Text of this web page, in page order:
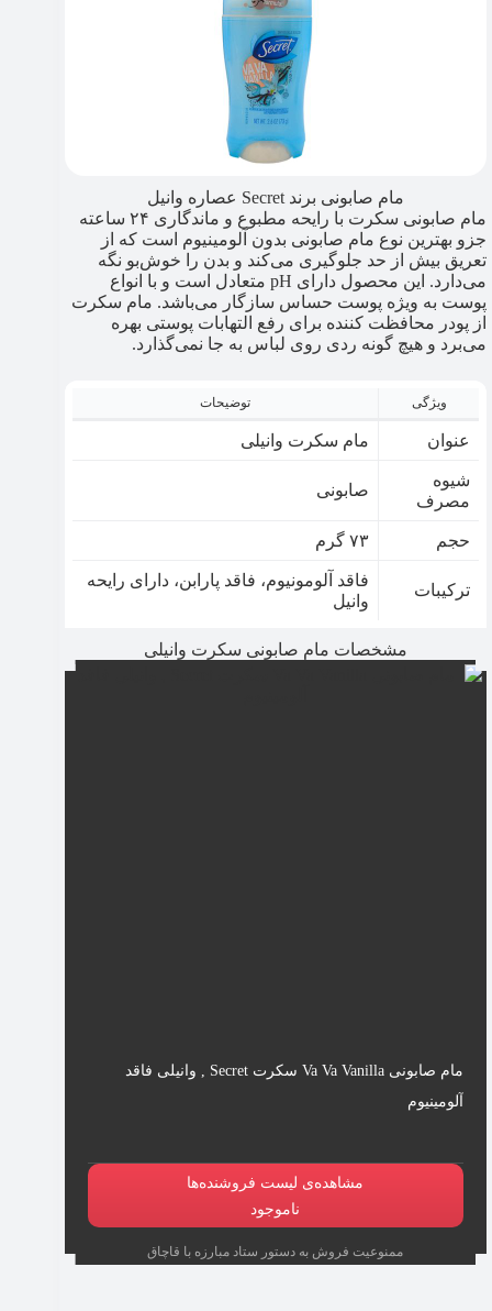
مام صابونی برند Secret عصاره وانیل
مام صابونی سکرت با رایحه مطبوع و ماندگاری ۲۴ ساعته
جزو بهترین نوع مام صابونی بدون آلومینیوم است که از
تعریق بیش از حد جلوگیری می‌کند و بدن را خوش‌بو نگه
می‌دارد. این محصول دارای pH متعادل است و با انواع
پوست به ویژه پوست حساس سازگار می‌باشد. مام سکرت
از پودر محافظت کننده برای رفع التهابات پوستی بهره
می‌برد و هیچ گونه ردی روی لباس به جا نمی‌گذارد.
ویژگی توضیحات
عنوان مام سکرت وانیلی
شیوه
مصرف
صابونی
حجم ۷۳ گرم
ترکیبات
فاقد آلومونیوم، فاقد پارابن، دارای رایحه
وانیل
مشخصات مام صابونی سکرت وانیلی
مام صابونی Va Va Vanilla سکرت Secret , وانیلی فاقد
آلومینیوم
مشاهده‌ی لیست فروشنده‌ها
ناموجود
ممنوعیت فروش به دستور ستاد مبارزه با قاچاق